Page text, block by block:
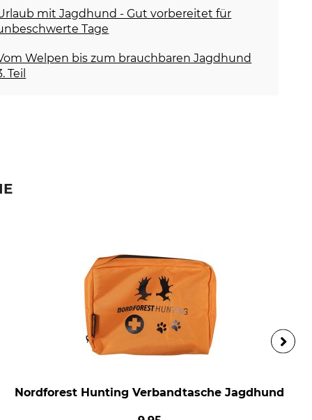
mit Jagdhund - Gut vorbereitet für
Tage
Welpen bis zum brauchbaren Jagdhund
Teil
Nordforest Hunting Verbandtasche Jagdhund